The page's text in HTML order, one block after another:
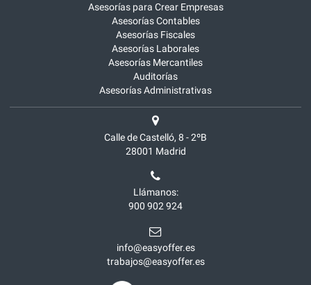
Asesorías para Crear Empresas
Asesorías Contables
Asesorías Fiscales
Asesorías Laborales
Asesorías Mercantiles
Auditorías
Asesorías Administrativas
Calle de Castelló, 8 - 2ºB
28001 Madrid
Llámanos:
900 902 924
info@easyoffer.es
trabajos@easyoffer.es